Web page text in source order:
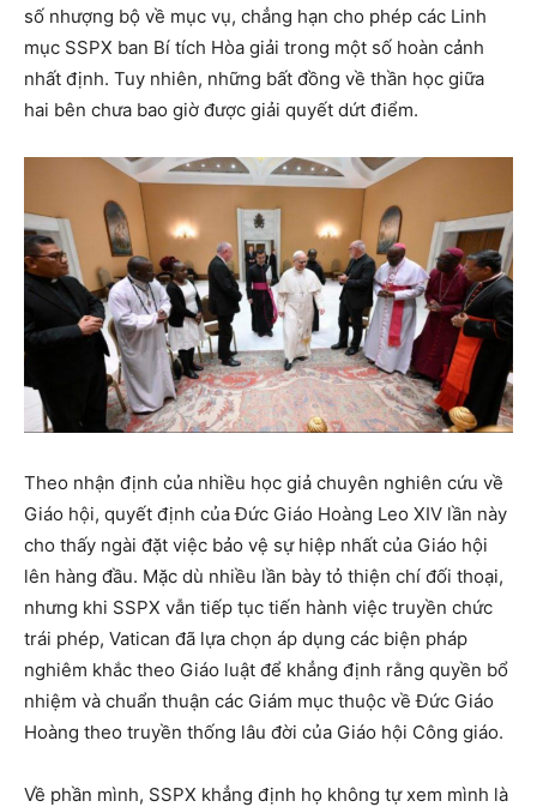
số nhượng bộ về mục vụ, chẳng hạn cho phép các Linh
mục SSPX ban Bí tích Hòa giải trong một số hoàn cảnh
nhất định. Tuy nhiên, những bất đồng về thần học giữa
hai bên chưa bao giờ được giải quyết dứt điểm.
Theo nhận định của nhiều học giả chuyên nghiên cứu về
Giáo hội, quyết định của Đức Giáo Hoàng Leo XIV lần này
cho thấy ngài đặt việc bảo vệ sự hiệp nhất của Giáo hội
lên hàng đầu. Mặc dù nhiều lần bày tỏ thiện chí đối thoại,
nhưng khi SSPX vẫn tiếp tục tiến hành việc truyền chức
trái phép, Vatican đã lựa chọn áp dụng các biện pháp
nghiêm khắc theo Giáo luật để khẳng định rằng quyền bổ
nhiệm và chuẩn thuận các Giám mục thuộc về Đức Giáo
Hoàng theo truyền thống lâu đời của Giáo hội Công giáo.
Về phần mình, SSPX khẳng định họ không tự xem mình là